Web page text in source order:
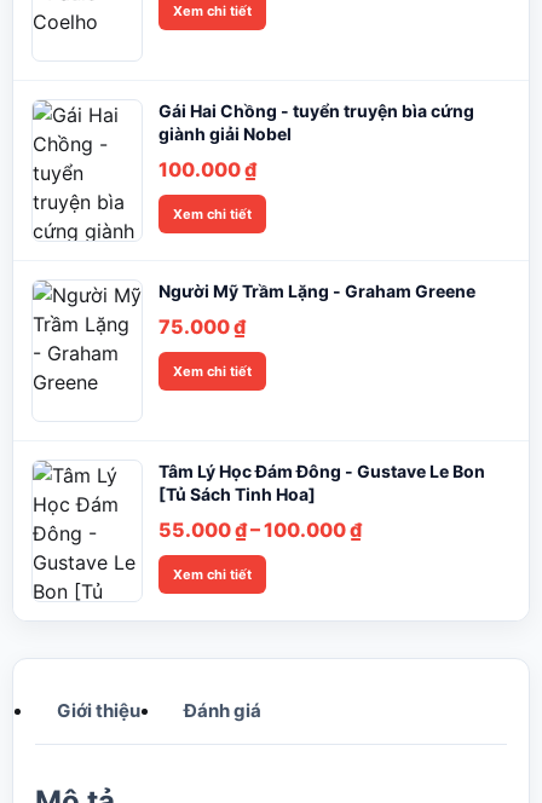
Xem chi tiết
Gái Hai Chồng - tuyển truyện bìa cứng
giành giải Nobel
100.000₫
Xem chi tiết
Người Mỹ Trầm Lặng - Graham Greene
75.000₫
Xem chi tiết
Tâm Lý Học Đám Đông - Gustave Le Bon
[Tủ Sách Tinh Hoa]
55.000₫–100.000₫Khoảng
55.000 ₫
Xem chi tiết
Giới thiệu Đánh giá